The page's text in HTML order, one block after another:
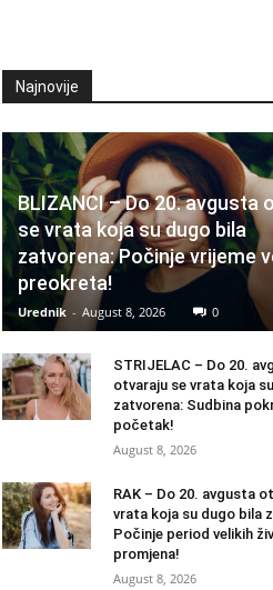
Najnovije
BLIZANCI – Do 20. avgusta
se vrata koja su dugo bila
zatvorena: Počinje vrijeme
preokreta!
Urednik - August 8, 2026 0
STRIJELAC – Do 20.
otvaraju se vrata koja
zatvorena: Sudbina
početak!
August 8, 2026
RAK – Do 20. avgusta
vrata koja su dugo bila
Počinje period velikih
promjena!
August 8, 2026